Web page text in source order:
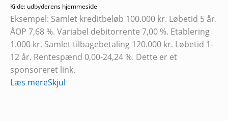
Kilde: udbyderens hjemmeside
Eksempel: Samlet kreditbeløb 100.000 kr. Løbetid 5 år.
ÅOP 7,68 %. Variabel debitorrente 7,00 %. Etablering
1.000 kr. Samlet tilbagebetaling 120.000 kr. Løbetid 1-
12 år. Rentespænd 0,00-24,24 %. Dette er et
sponsoreret link.
Læs mereSkjul